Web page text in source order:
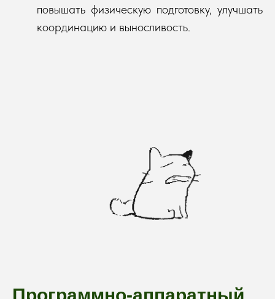
повышать физическую подготовку, улучшать
координацию и выносливость.
Программно-аппаратный